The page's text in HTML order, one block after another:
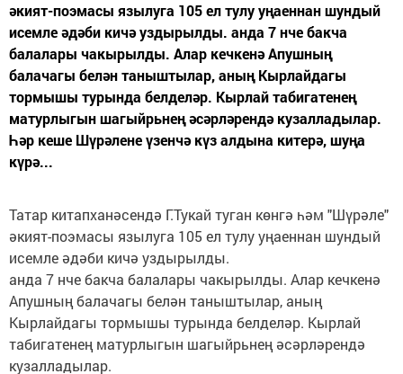
әкият-поэмасы язылуга 105 ел тулу уңаеннан шундый
исемле әдәби кичә уздырылды. анда 7 нче бакча
балалары чакырылды. Алар кечкенә Апушның
балачагы белән таныштылар, аның Кырлайдагы
тормышы турында белделәр. Кырлай табигатенең
матурлыгын шагыйрьнең әсәрләрендә кузалладылар.
Һәр кеше Шүрәлене үзенчә күз алдына китерә, шуңа
күрә...
Татар китапханәсендә Г.Тукай туган көнгә һәм "Шүрәле"
әкият-поэмасы язылуга 105 ел тулу уңаеннан шундый
исемле әдәби кичә уздырылды.
анда 7 нче бакча балалары чакырылды. Алар кечкенә
Апушның балачагы белән таныштылар, аның
Кырлайдагы тормышы турында белделәр. Кырлай
табигатенең матурлыгын шагыйрьнең әсәрләрендә
кузалладылар.